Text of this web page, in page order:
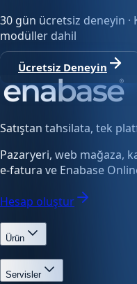
30 gün ücretsiz deneyin ·
modüller dahil
Ücretsiz Deneyin
Satıştan tahsilata, tek
Pazaryeri, web mağaza,
e-fatura ve Enabase
Hesap oluştur
Ürün
Servisler